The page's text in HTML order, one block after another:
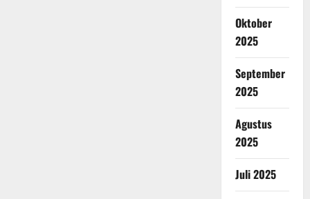
Oktober
2025
September
2025
Agustus
2025
Juli 2025